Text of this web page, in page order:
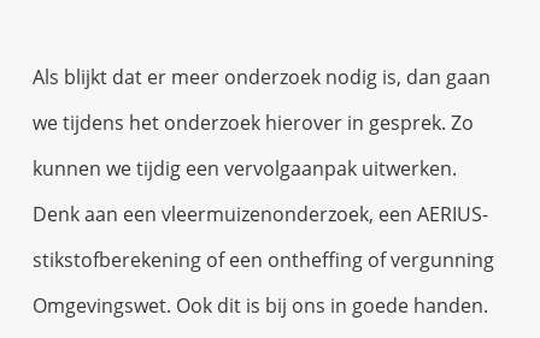
Als blijkt dat er meer onderzoek nodig is, dan gaan
we tijdens het onderzoek hierover in gesprek. Zo
kunnen we tijdig een vervolgaanpak uitwerken.
Denk aan een vleermuizenonderzoek, een AERIUS-
stikstofberekening of een ontheffing of vergunning
Omgevingswet. Ook dit is bij ons in goede handen.